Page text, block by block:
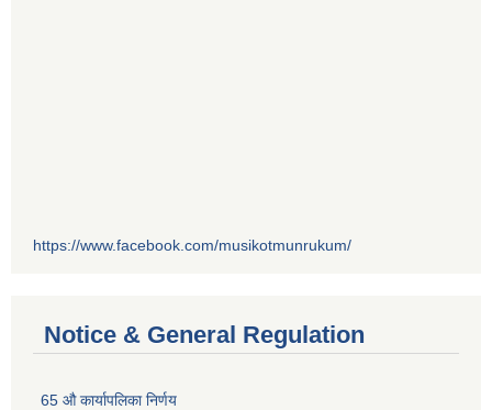
https://www.facebook.com/musikotmunrukum/
Notice & General Regulation
65 औ कार्यापलिका निर्णय